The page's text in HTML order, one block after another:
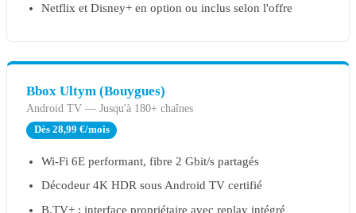
Netflix et Disney+ en option ou inclus selon l'offre
Bbox Ultym (Bouygues)
Android TV — Jusqu'à 180+ chaînes
Dès 28,99 €/mois
Wi-Fi 6E performant, fibre 2 Gbit/s partagés
Décodeur 4K HDR sous Android TV certifié
B.TV+ : interface propriétaire avec replay intégré